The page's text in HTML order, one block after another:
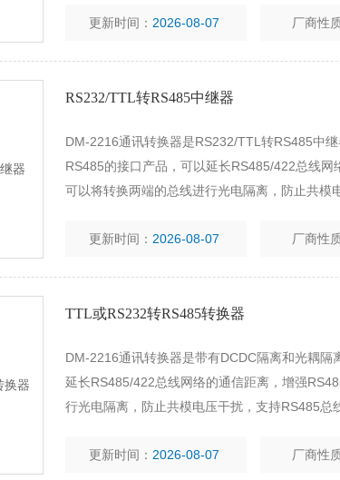
更新时间： 2026-08-07 厂商性
RS232/TTL转RS485中继器
DM-2216通讯转换器是RS232/TTL转RS485中
RS485的接口产品，可以延长RS485/422总线网
可以将转换两端的总线进行光电隔离，防止共模
更新时间： 2026-08-07 厂商性
TTL或RS232转RS485转换器
DM-2216通讯转换器是带有DCDC隔离和光耦
延长RS485/422总线网络的通信距离，增强
行光电隔离，防止共模电压干扰，支持RS485总
更新时间： 2026-08-07 厂商性